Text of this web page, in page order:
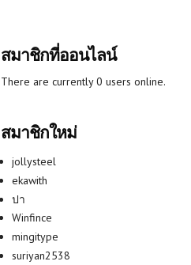
สมาชิกที่ออนไลน์
There are currently 0 users online.
สมาชิกใหม่
jollysteel
ekawith
ปา
Winfince
mingitype
suriyan2538